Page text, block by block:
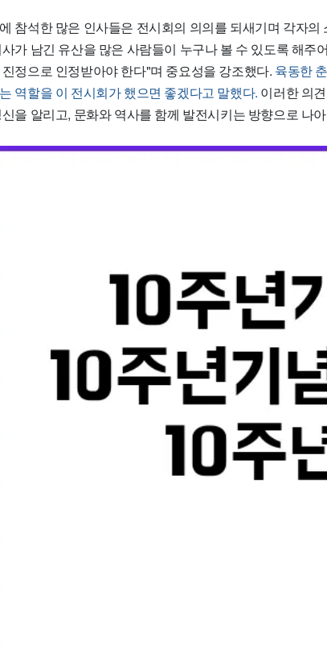
참석한 많은 인사들은 전시회의 의의를 되새기며 각자의
가 남긴 유산을 많은 사람들이 누구나 볼 수 있도록 해주
정으로 인정받아야 한다"며 중요성을 강조했다. 육동한
역할을 이 전시회가 했으면 좋겠다고 말했다. 이러한 의
을 알리고, 문화와 역사를 함께 발전시키는 방향으로 나